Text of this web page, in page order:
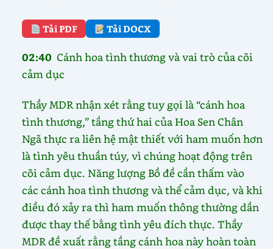
Tải PDF Tải DOCX
02:40Cánh hoa tình thương và vai trò của cõi
cảm dục
Thầy MDR nhận xét rằng tuy gọi là “cánh hoa
tình thương,” tầng thứ hai của Hoa Sen Chân
Ngã thực ra liên hệ mật thiết với ham muốn hơn
là tình yêu thuần túy, vì chúng hoạt động trên
cõi cảm dục. Năng lượng Bồ đề cần thấm vào
các cánh hoa tình thương và thể cảm dục, và khi
điều đó xảy ra thì ham muốn thông thường dần
được thay thế bằng tình yêu đích thực. Thầy
MDR đề xuất rằng tầng cánh hoa này hoàn toàn